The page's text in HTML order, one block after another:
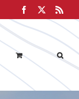
Facebook